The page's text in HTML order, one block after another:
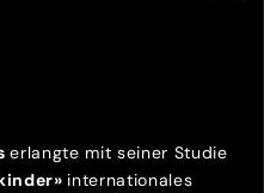
erlangte mit seiner Studie
internationales